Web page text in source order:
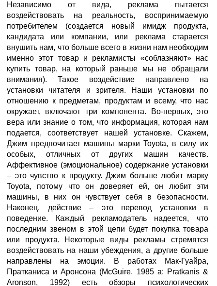
Независимо от вида, реклама пытается
воздействовать на реальность, воспринимаемую
потребителем (создается новый имидж продукта,
кандидата или компании, или реклама старается
внушить нам, что больше всего в жизни нам необходим
именно этот товар и рекламисты «соблазняют» нас
купить товар, на который раньше мы не обращали
внимания). Такое воздействие направлено на
установки читателя и зрителя. Наши установки по
отношению к предметам, продуктам и всему, что нас
окружает, включают три компонента. Во-первых, это
вера или знание о том, что информация, которая нам
подается, соответствует нашей установке. Скажем,
Джим предпочитает машины марки Toyota, в силу их
особых, отличных от других машин качеств.
Аффективное (эмоциональное) содержание установки
– это чувство к продукту. Джим больше любит марку
Toyota, потому что он доверяет ей, он любит эти
машины, в них он чувствует себя в безопасности.
Наконец, действие – это перевод установки в
поведение. Каждый рекламодатель надеется, что
последним звеном в этой цепи будет покупка товара
или продукта. Некоторые виды рекламы стремятся
воздействовать на наши убеждения, а другие больше
направлены на эмоции. В работах Мак-Гуайра,
Пратканиса и Аронсона (McGuire, 1985 a; Pratkanis &
Aronson, 1992) есть обзоры психологических